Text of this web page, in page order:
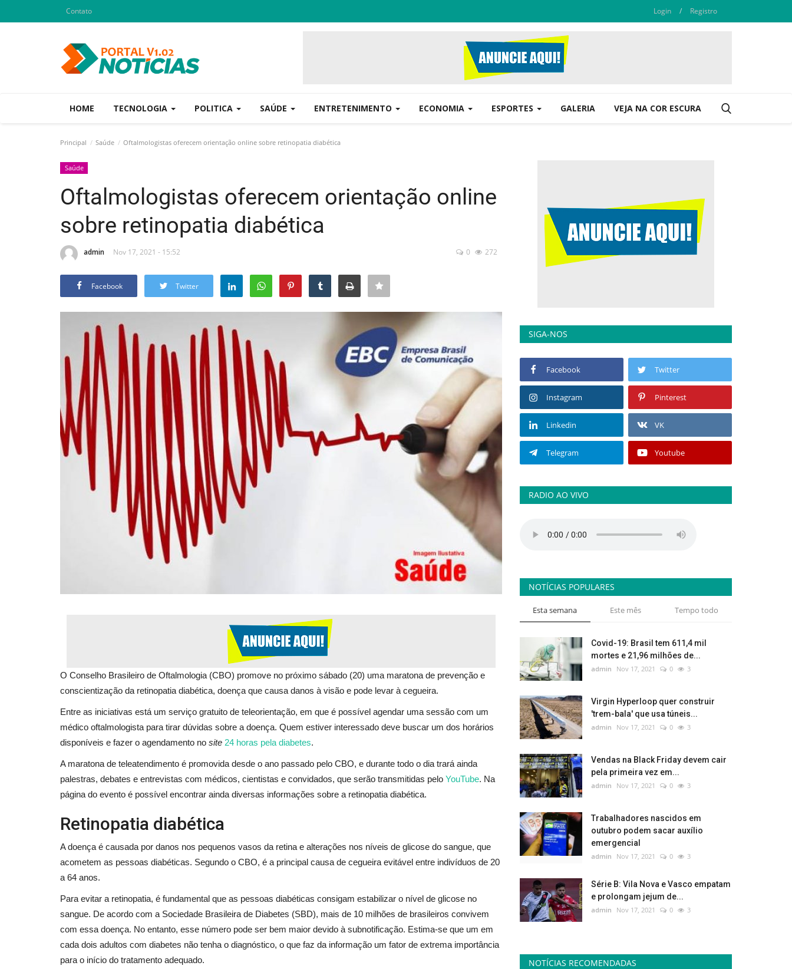
Contato Login / Registro
HOME TECNOLOGIA POLITICA SAÚDE ENTRETENIMENTO ECONOMIA ESPORTES GALERIA VEJA NA COR ESCURA
Principal Saúde Oftalmologistas oferecem orientação online sobre retinopatia diabética
Saúde
Oftalmologistas oferecem orientação online
sobre retinopatia diabética
admin Nov 17, 2021 - 15:52 0 272
Facebook Twitter
O Conselho Brasileiro de Oftalmologia (CBO) promove no próximo sábado (20) uma maratona de prevenção e
conscientização da retinopatia diabética, doença que causa danos à visão e pode levar à cegueira.
Entre as iniciativas está um serviço gratuito de teleorientação, em que é possível agendar uma sessão com um
médico oftalmologista para tirar dúvidas sobre a doença. Quem estiver interessado deve buscar um dos horários
disponíveis e fazer o agendamento no site 24 horas pela diabetes.
A maratona de teleatendimento é promovida desde o ano passado pelo CBO, e durante todo o dia trará ainda
palestras, debates e entrevistas com médicos, cientistas e convidados, que serão transmitidas pelo YouTube. Na
página do evento é possível encontrar ainda diversas informações sobre a retinopatia diabética.
Retinopatia diabética
A doença é causada por danos nos pequenos vasos da retina e alterações nos níveis de glicose do sangue, que
acometem as pessoas diabéticas. Segundo o CBO, é a principal causa de cegueira evitável entre indivíduos de 20
a 64 anos.
Para evitar a retinopatia, é fundamental que as pessoas diabéticas consigam estabilizar o nível de glicose no
sangue. De acordo com a Sociedade Brasileira de Diabetes (SBD), mais de 10 milhões de brasileiros convivem
com essa doença. No entanto, esse número pode ser bem maior devido à subnotificação. Estima-se que um em
cada dois adultos com diabetes não tenha o diagnóstico, o que faz da informação um fator de extrema importância
para o início do tratamento adequado.
SIGA-NOS
Facebook Twitter
Instagram Pinterest
Linkedin VK
Telegram Youtube
RADIO AO VIVO
NOTÍCIAS POPULARES
Esta semana Este mês Tempo todo
Covid-19: Brasil tem 611,4 mil
mortes e 21,96 milhões de...
admin Nov 17, 2021 0 3
Virgin Hyperloop quer construir
'trem-bala' que usa túneis...
admin Nov 17, 2021 0 3
Vendas na Black Friday devem cair
pela primeira vez em...
admin Nov 17, 2021 0 3
Trabalhadores nascidos em
outubro podem sacar auxílio
emergencial
admin Nov 17, 2021 0 3
Série B: Vila Nova e Vasco empatam
e prolongam jejum de...
admin Nov 17, 2021 0 3
NOTÍCIAS RECOMENDADAS